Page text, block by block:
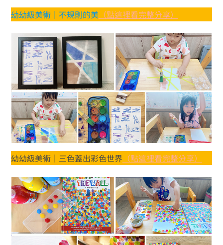
幼幼級美術｜不規則的美（點這裡看完整分享）
幼幼級美術｜三色蓋出彩色世界 （點這裡看完整分享）